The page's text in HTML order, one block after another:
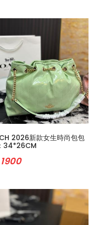
2026新款女生時尚包包
34*26CM
1900